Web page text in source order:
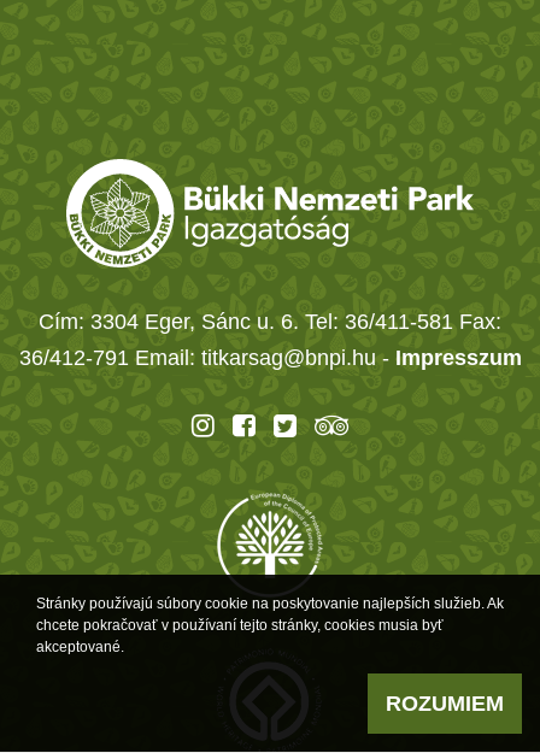
Cím: 3304 Eger, Sánc u. 6. Tel: 36/411-581 Fax:
36/412-791 Email: titkarsag@bnpi.hu - Impresszum
Stránky používajú súbory cookie na poskytovanie najlepších služieb. Ak
chcete pokračovať v používaní tejto stránky, cookies musia byť
akceptované.
ROZUMIEM